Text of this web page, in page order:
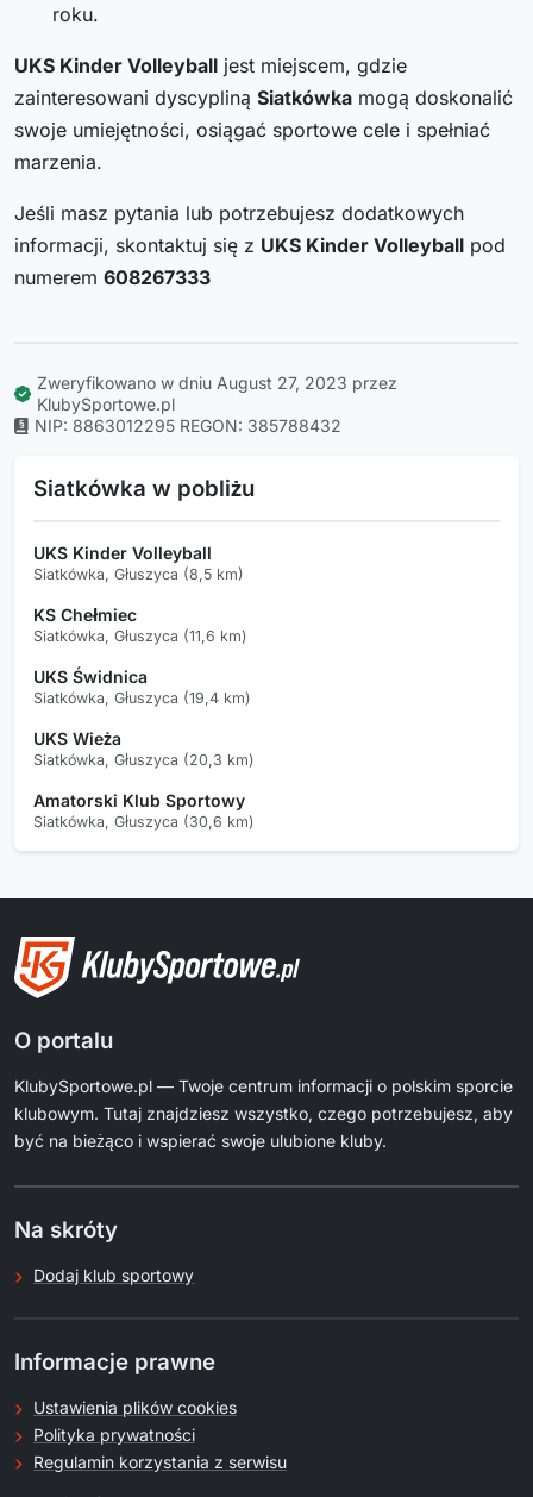
roku.
UKS Kinder Volleyball jest miejscem, gdzie
zainteresowani dyscypliną Siatkówka mogą doskonalić
swoje umiejętności, osiągać sportowe cele i spełniać
marzenia.
Jeśli masz pytania lub potrzebujesz dodatkowych
informacji, skontaktuj się z UKS Kinder Volleyball pod
numerem 608267333
Zweryfikowano w dniu August 27, 2023 przez
KlubySportowe.pl
NIP: 8863012295 REGON: 385788432
Siatkówka w pobliżu
UKS Kinder Volleyball
Siatkówka, Głuszyca (8,5 km)
KS Chełmiec
Siatkówka, Głuszyca (11,6 km)
UKS Świdnica
Siatkówka, Głuszyca (19,4 km)
UKS Wieża
Siatkówka, Głuszyca (20,3 km)
Amatorski Klub Sportowy
Siatkówka, Głuszyca (30,6 km)
O portalu
KlubySportowe.pl — Twoje centrum informacji o polskim sporcie
klubowym. Tutaj znajdziesz wszystko, czego potrzebujesz, aby
być na bieżąco i wspierać swoje ulubione kluby.
Na skróty
Dodaj klub sportowy
Informacje prawne
Ustawienia plików cookies
Polityka prywatności
Regulamin korzystania z serwisu